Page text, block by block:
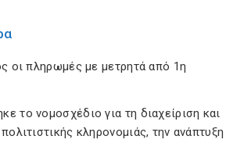
οι πληρωμές με μετρητά από 1η
το νομοσχέδιο για τη διαχείριση και
κληρονομιάς, την ανάπτυξη